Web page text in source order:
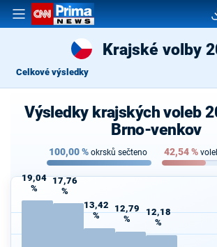
Krajské volby
Celkové výsledky
Výsledky krajských voleb
Brno-venkov
100,00% okrsků sečteno 42,54%
19,04
%
17,76
%
13,42
%
12,79
%
12,18
%